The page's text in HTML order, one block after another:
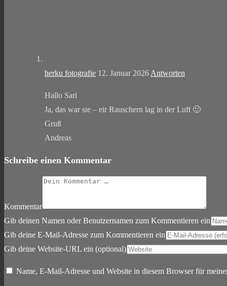
herku fotografie 12. Januar 2026 Antworten
Hallo Sari
Ja, das war sie – eir Rauschern lag in der Luft 🙂
Gruß
Andreas
Schreibe einen Kommentar
Kommentar
Gib deinen Namen oder Benutzernamen zum Kommentieren ein
Gib deine E-Mail-Adresse zum Kommentieren ein
Gib deine Website-URL ein (optional)
Name, E-Mail-Adresse und Website in diesem Browser für